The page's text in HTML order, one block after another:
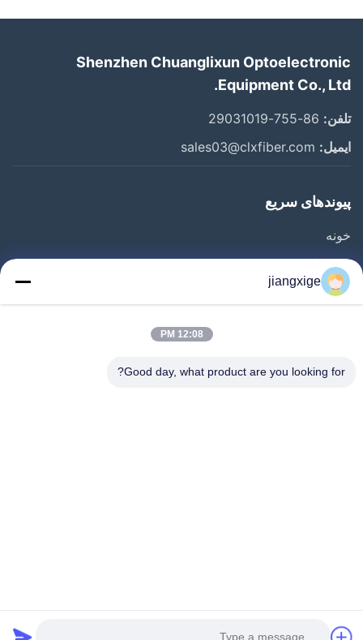
Shenzhen Chuanglixun Optoelectronic
Equipment Co., Ltd.
تلفن:
ایمیل:
پیوندهای سریع
خونه
محصولات
درباره ما
با ما تماس بگیرید
jiangxige
12:08 PM
Good day, what product are you looking for?